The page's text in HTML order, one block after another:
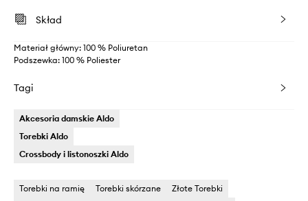
Skład
Materiał główny: 100 % Poliuretan
Podszewka: 100 % Poliester
Tagi
Akcesoria damskie Aldo
Torebki Aldo
Crossbody i listonoszki Aldo
Torebki na ramię Torebki skórzane
Złote Torebki